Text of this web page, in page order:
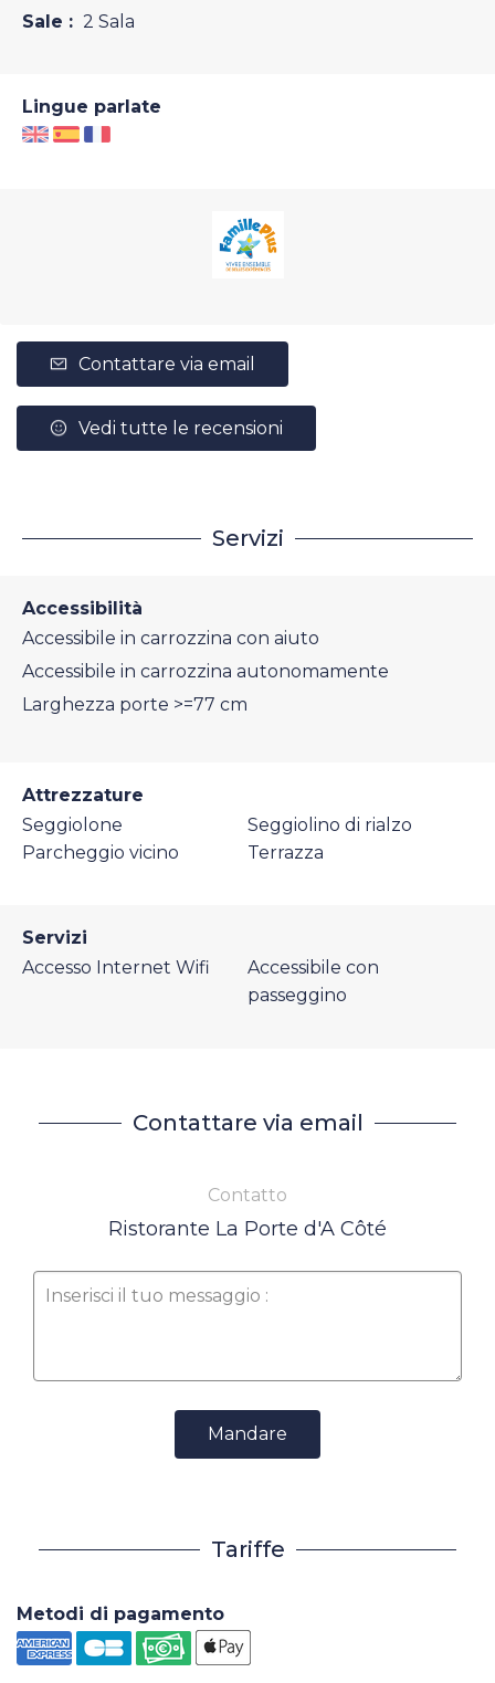
Sale : 2 Sala
Lingue parlate
Contattare via email
Vedi tutte le recensioni
Servizi
Accessibilità
Accessibile in carrozzina con aiuto
Accessibile in carrozzina autonomamente
Larghezza porte >=77 cm
Attrezzature
Seggiolone
Parcheggio vicino
Seggiolino di rialzo
Terrazza
Servizi
Accesso Internet Wifi
Accessibile con
passeggino
Contattare via email
Contatto
Ristorante La Porte d'A Côté
Mandare
Tariffe
Metodi di pagamento